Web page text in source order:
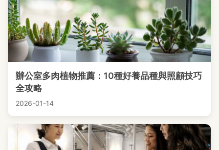
辦公室多肉植物推薦：10種好養品種與照顧技巧
全攻略
2026-01-14